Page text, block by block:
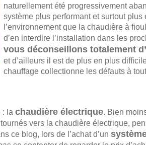
naturellement été progressivement
système plus performant et surtout
l’environnement que la chaudière à
d’en interdire l’installation dans les
vous déconseillons totalement
et d’ailleurs il est de plus en plus
chauffage collectionne les défauts à
: la chaudière électrique. Bien
vers la chaudière électrique,
ce blog, lors de l’achat d’un